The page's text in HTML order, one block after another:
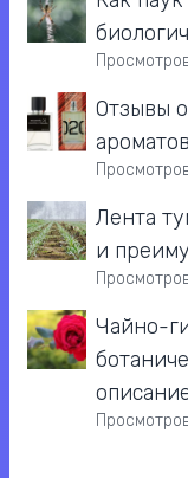
Отзывы
Лента
и
Чайно-